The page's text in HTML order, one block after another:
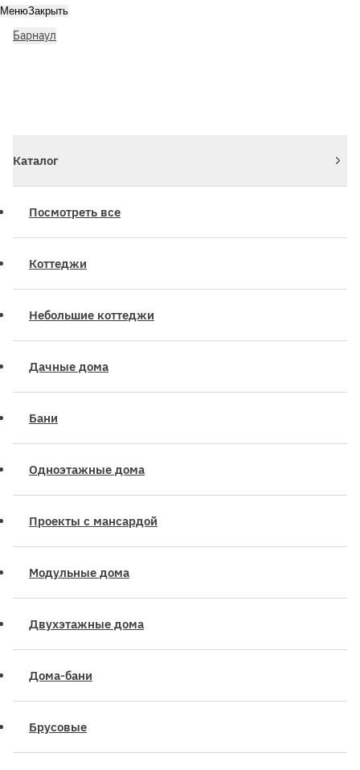
Барнаул
МенюЗакрыть
Каталог
Посмотреть все
Коттеджи
Небольшие коттеджи
Дачные дома
Бани
Одноэтажные дома
Проекты с мансардой
Модульные дома
Двухэтажные дома
Дома-бани
Брусовые